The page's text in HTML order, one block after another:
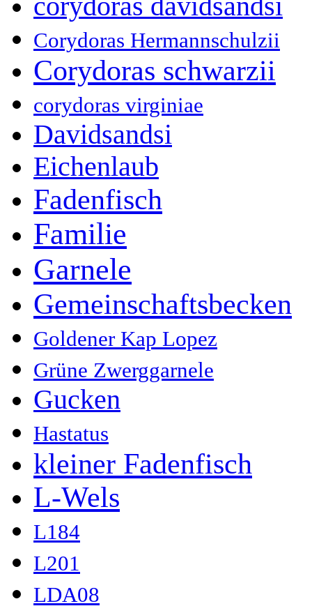
corydoras davidsandsi
Corydoras Hermannschulzii
Corydoras schwarzii
corydoras virginiae
Davidsandsi
Eichenlaub
Fadenfisch
Familie
Garnele
Gemeinschaftsbecken
Goldener Kap Lopez
Grüne Zwerggarnele
Gucken
Hastatus
kleiner Fadenfisch
L-Wels
L184
L201
LDA08